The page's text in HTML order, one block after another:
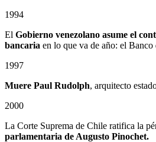
1994
El Gobierno venezolano asume el
bancaria en lo que va de año: el Banco
1997
Muere Paul Rudolph, arquitecto
2000
La Corte Suprema de Chile ratifica la
parlamentaria de Augusto Pinochet.